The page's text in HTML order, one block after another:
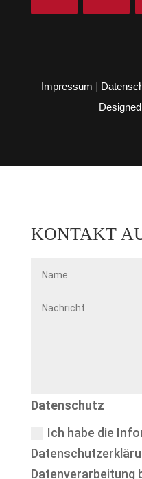
Impressum |
KONTAKT
Datenschutz
Ich habe die
Datenverarbeitung